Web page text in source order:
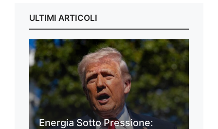
ULTIMI ARTICOLI
Energia Sotto Pressione: